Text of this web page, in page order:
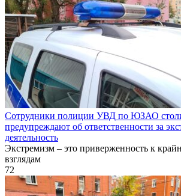
Сотрудники полиции УВД по ЮЗАО
предупреждают об ответственности за
деятельность
Экстремизм – это приверженность к
взглядам
72